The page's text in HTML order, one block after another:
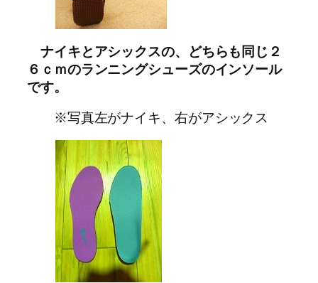
ナイキとアシックスの、どちらも同じ２
６ｃｍのランニングシューズのインソール
です。
※写真左がナイキ、右がアシックス